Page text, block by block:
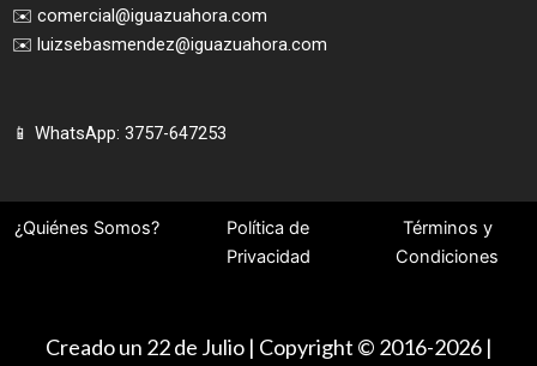
✉️ comercial@iguazuahora.com
✉️ luizsebasmendez@iguazuahora.com
📱 WhatsApp: 3757-647253
¿Quiénes Somos?
Política de
Privacidad
Términos y
Condiciones
Creado un 22 de Julio | Copyright © 2016-2026 |